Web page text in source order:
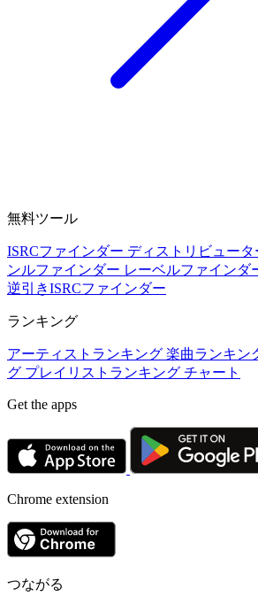
無料ツール
ISRCファインダー ディストリビュー
ンルファインダー レーベルファインダ
逆引きISRCファインダー
ランキング
アーティストランキング 楽曲ランキン
グ プレイリストランキング チャート
Get the apps
Chrome extension
つながる